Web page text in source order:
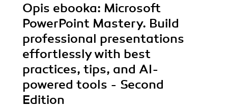
Opis ebooka: Microsoft
PowerPoint Mastery. Build
professional presentations
effortlessly with best
practices, tips, and AI-
powered tools - Second
Edition